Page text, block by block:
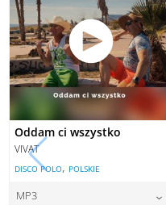
Oddam ci wszystko
VIVAT
DISCO POLO, POLSKIE
MP3